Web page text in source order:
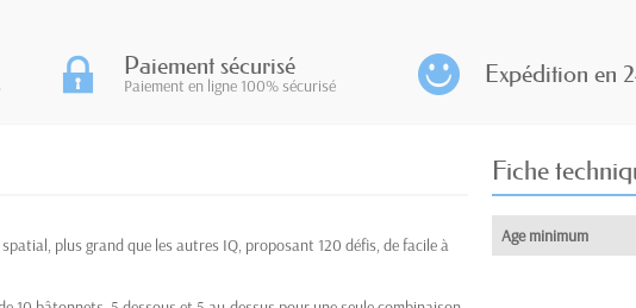
Paiement sécurisé
Paiement en ligne 100% sécurisé Expédition en
plus grand que les autres IQ, proposant 120 défis, de facile à
Fiche
Age minimum